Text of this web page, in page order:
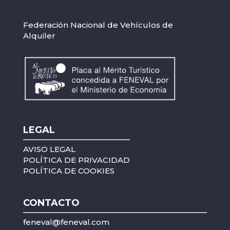
Federación Nacional de Vehículos de
Alquiler
LEGAL
AVISO LEGAL
POLÍTICA DE PRIVACIDAD
POLÍTICA DE COOKIES
CONTACTO
feneval@feneval.com